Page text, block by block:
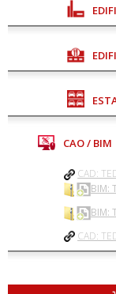
CAO / BIM
CAD:
BIM:
BIM:
CAD: